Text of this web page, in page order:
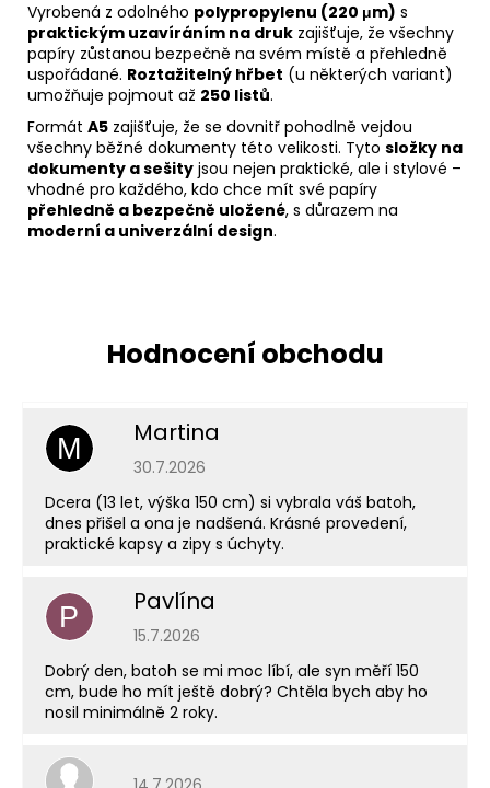
Vyrobená z odolného polypropylenu (220 μm) s
praktickým uzavíráním na druk zajišťuje, že všechny
papíry zůstanou bezpečně na svém místě a přehledně
uspořádané. Roztažitelný hřbet (u některých variant)
umožňuje pojmout až 250 listů.
Formát A5 zajišťuje, že se dovnitř pohodlně vejdou
všechny běžné dokumenty této velikosti. Tyto složky na
dokumenty a sešity jsou nejen praktické, ale i stylové –
vhodné pro každého, kdo chce mít své papíry
přehledně a bezpečně uložené, s důrazem na
moderní a univerzální design.
M Martina
Hodnocení obchodu je 5 z 5 hvězdiček.
30.7.2026
Dcera (13 let, výška 150 cm) si vybrala váš batoh,
dnes přišel a ona je nadšená. Krásné provedení,
praktické kapsy a zipy s úchyty.
P Pavlína
Hodnocení obchodu je 5 z 5 hvězdiček.
15.7.2026
Dobrý den, batoh se mi moc líbí, ale syn měří 150
cm, bude ho mít ještě dobrý? Chtěla bych aby ho
nosil minimálně 2 roky.
Hodnocení obchodu je 5 z 5 hvězdiček.